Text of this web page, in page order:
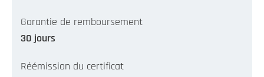
Garantie de remboursement
30 jours
Réémission du certificat